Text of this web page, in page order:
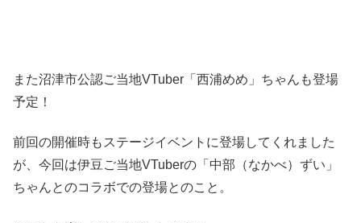
また沼津市公認ご当地VTuber「西浦めめ」ちゃんも登場
予定！
前回の開催時もステージイベントに登場してくれました
が、今回は伊豆ご当地VTuberの「中部（なかべ）ずい」
ちゃんとのコラボでの登場とのこと。